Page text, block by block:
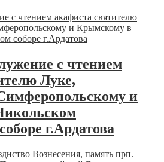
с чтением
Луке,
и
г.Ардатова
Вознесения, память прп.